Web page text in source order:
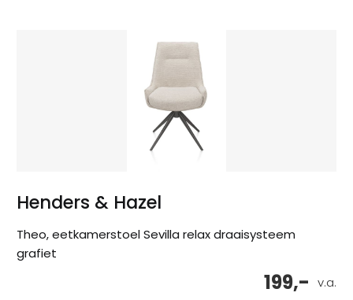
Henders & Hazel
Theo, eetkamerstoel Sevilla relax draaisysteem
grafiet
v.a.
199,-